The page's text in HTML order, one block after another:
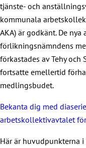
tjänste- och
kommunala
AKA) är godkänt. De
förlikningsnämndens
förkastades av Tehy och
fortsatte emellertid
medlingsbudet.
Bekanta dig med
arbetskollektivavtalet
Här är huvudpunkterna